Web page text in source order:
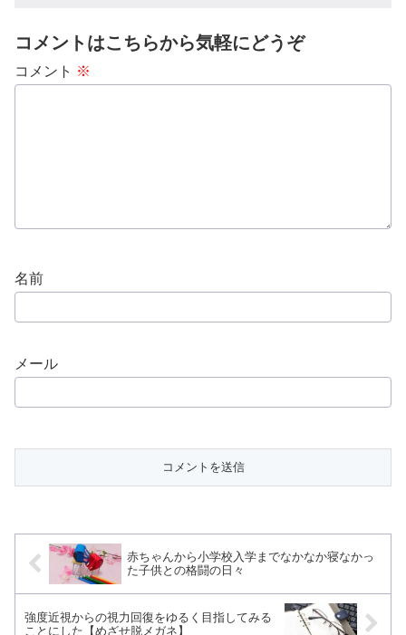
コメントはこちらから気軽にどうぞ
コメント ※
名前
メール
赤ちゃんから小学校入学までなかなか寝なかっ
た子供との格闘の日々
強度近視からの視力回復をゆるく目指してみる
ことにした【めざせ脱メガネ】